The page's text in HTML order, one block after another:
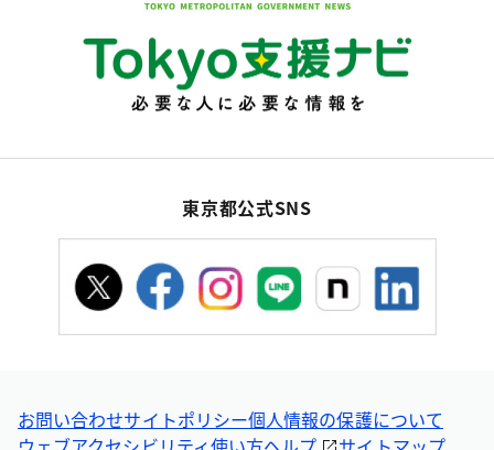
東京都公式SNS
お問い合わせサイトポリシー個人情報の保護について